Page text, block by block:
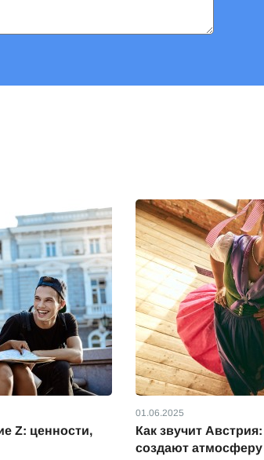
Z: ценности,
01.06.2025
Как звучит
создают атмосферу